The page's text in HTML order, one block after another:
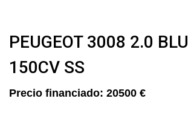
PEUGEOT 3008 2.0
150CV SS
20500 €